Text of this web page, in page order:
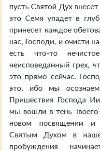
пусть Святой Дух
это Семя упадет в
принесет каждое
нас, Господи, и очисти
есть что-то
неисповеданный грех,
это прямо сейчас.
это, ибо мы
Пришествия Господа
мы вошли в тень
новом посвящении и
Святым Духом в
пробуждения